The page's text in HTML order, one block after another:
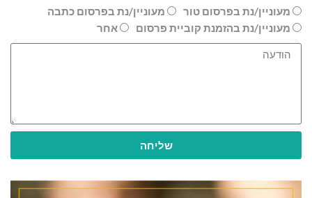
מעוניין/נת בפרסום טור
מעוניין/נת בפרסום כתבה
מעוניין/נת בהזמנת קוביית פרסום
אחר
שליחה